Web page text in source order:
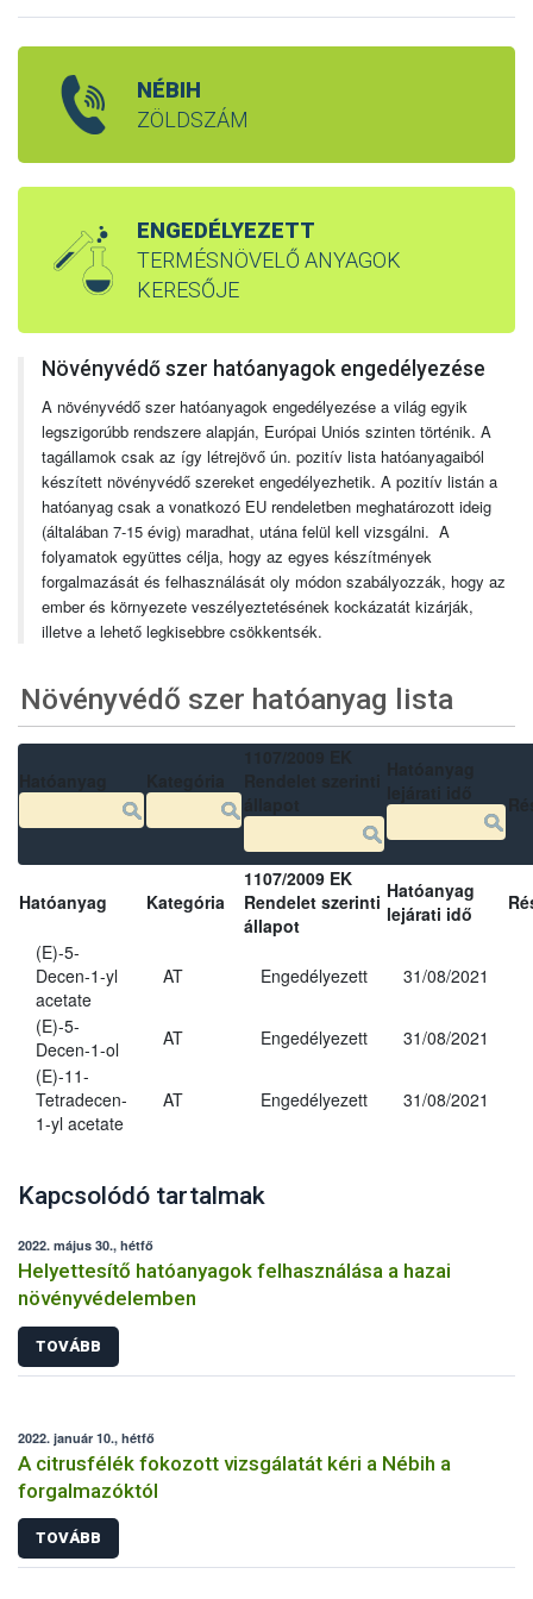
NÉBIH
ZÖLDSZÁM
ENGEDÉLYEZETT
TERMÉSNÖVELŐ ANYAGOK
KERESŐJE
Növényvédő szer hatóanyagok engedélyezése
A növényvédő szer hatóanyagok engedélyezése a világ egyik
legszigorúbb rendszere alapján, Európai Uniós szinten történik. A
tagállamok csak az így létrejövő ún. pozitív lista hatóanyagaiból
készített növényvédő szereket engedélyezhetik. A pozitív listán a
hatóanyag csak a vonatkozó EU rendeletben meghatározott ideig
(általában 7-15 évig) maradhat, utána felül kell vizsgálni. A
folyamatok együttes célja, hogy az egyes készítmények
forgalmazását és felhasználását oly módon szabályozzák, hogy az
ember és környezete veszélyeztetésének kockázatát kizárják,
illetve a lehető legkisebbre csökkentsék.
Növényvédő szer hatóanyag lista
Hatóanyag Kategória
1107/2009 EK
Rendelet szerinti
állapot
Hatóanyag
lejárati idő
(E)-5-
Decen-1-yl
acetate
AT Engedélyezett 31/08/2021
(E)-5-
Decen-1-ol
AT Engedélyezett
31/08/2021
(E)-11-
Tetradecen-
1-yl acetate
AT Engedélyezett 31/08/2021
Kapcsolódó tartalmak
2022. május 30., hétfő
Helyettesítő hatóanyagok felhasználása a hazai
növényvédelemben
TOVÁBB
2022. január 10., hétfő
A citrusfélék fokozott vizsgálatát kéri a Nébih a
forgalmazóktól
TOVÁBB